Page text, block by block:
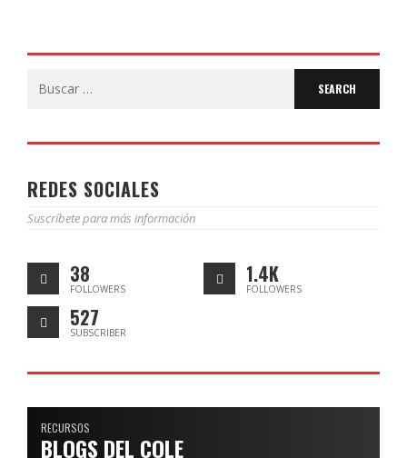
REDES SOCIALES
Suscríbete para más información
38
FOLLOWERS
1.4K
FOLLOWERS
527
SUBSCRIBER
RECURSOS
BLOGS DEL COLE